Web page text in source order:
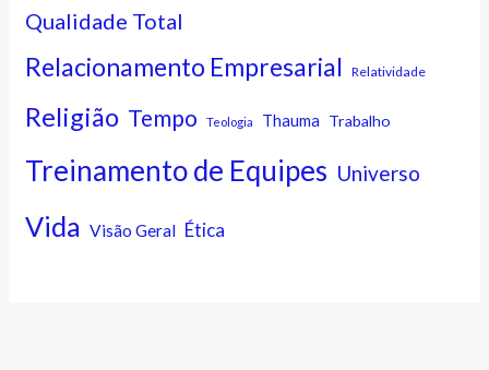
Qualidade Total
Relacionamento Empresarial Relatividade
Religião Tempo Teologia Thauma Trabalho
Treinamento de Equipes Universo
Vida Visão Geral Ética